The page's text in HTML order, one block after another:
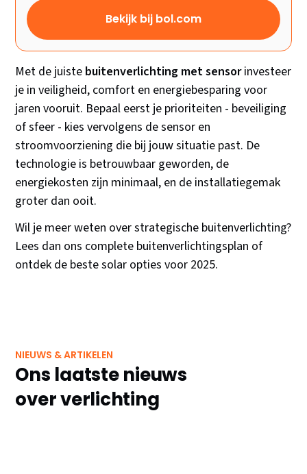
Bekijk bij bol.com
Met de juiste buitenverlichting met sensorinvesteer
je in veiligheid, comfort en energiebesparing voor
jaren vooruit. Bepaal eerst je prioriteiten - beveiliging
of sfeer - kies vervolgens de sensor en
stroomvoorziening die bij jouw situatie past. De
technologie is betrouwbaar geworden, de
energiekosten zijn minimaal, en de installatiegemak
groter dan ooit.
Wil je meer weten over strategische buitenverlichting?
Lees dan ons complete buitenverlichtingsplan of
ontdek de beste solar opties voor 2025.
NIEUWS & ARTIKELEN
Ons laatste nieuws
over verlichting